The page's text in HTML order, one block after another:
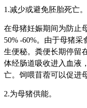
1.减少或避免胚胎死亡。
在母猪妊娠期间为防止
50% -60%。由于母猪
生便秘。粪便长期停留
体经肠道吸收进入血液
亡。饲喂苜蓿可以促进
2.为母猪供能。